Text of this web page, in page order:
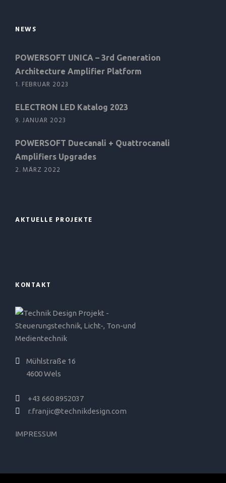
NEWS
POWERSOFT UNICA – 3rd Generation
Architecture Amplifier Platform
1. FEBRUAR 2023
ELECTRON LED Katalog 2023
9. JANUAR 2023
POWERSOFT Duecanali + Quattrocanali
Amplifiers Upgrades
2. MÄRZ 2022
AKTUELLE PROJEKTE
KONTAKT
Mühlstraße 16
4600 Wels
+43 660 8952037
r.franjic@technikdesign.com
IMPRESSUM